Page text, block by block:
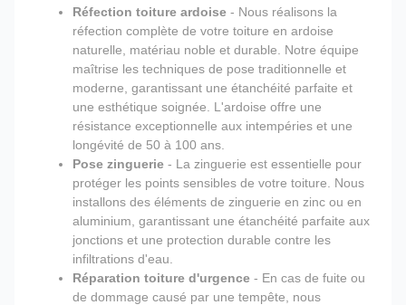
Réfection toiture ardoise - Nous réalisons la
réfection complète de votre toiture en ardoise
naturelle, matériau noble et durable. Notre équipe
maîtrise les techniques de pose traditionnelle et
moderne, garantissant une étanchéité parfaite et
une esthétique soignée. L'ardoise offre une
résistance exceptionnelle aux intempéries et une
longévité de 50 à 100 ans.
Pose zinguerie - La zinguerie est essentielle pour
protéger les points sensibles de votre toiture. Nous
installons des éléments de zinguerie en zinc ou en
aluminium, garantissant une étanchéité parfaite aux
jonctions et une protection durable contre les
infiltrations d'eau.
Réparation toiture d'urgence - En cas de fuite ou
de dommage causé par une tempête, nous